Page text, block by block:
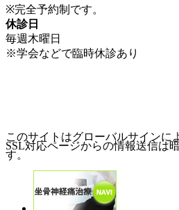
※完全予約制です。
休診日
毎週木曜日
※学会などで臨時休診あり
このサイトはグローバルサインに
SSL対応ページからの情報送信は
す。